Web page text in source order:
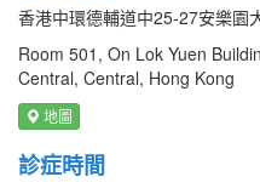
香港中環德輔道中25-27安樂園
Room 501, On Lok Yuen
Central, Central, Hong Kong
地圖
診症時間